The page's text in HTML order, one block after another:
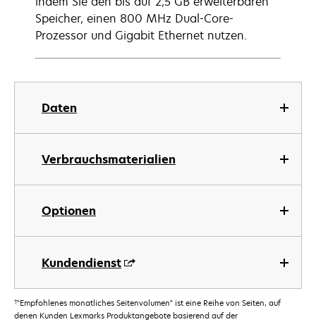
Daten
Verbrauchsmaterialien
Optionen
Kundendienst
Speicher, einen 800 MHz Dual-Core-
Prozessor und Gigabit Ethernet nutzen.
†"Empfohlenes monatliches Seitenvolumen" ist eine Reihe von Seiten, auf
denen Kunden Lexmarks Produktangebote basierend auf der